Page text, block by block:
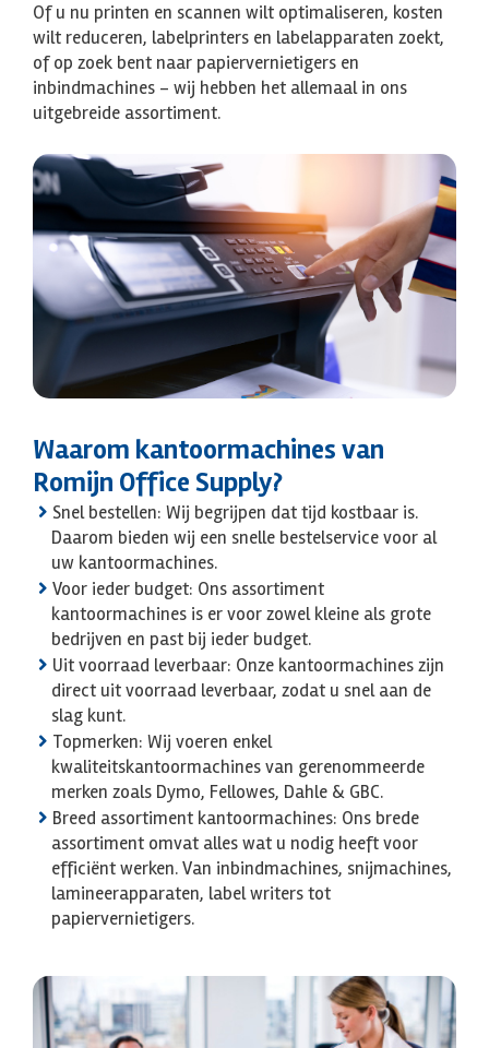
Of u nu printen en scannen wilt optimaliseren, kosten
wilt reduceren, labelprinters en labelapparaten zoekt,
of op zoek bent naar papiervernietigers en
inbindmachines – wij hebben het allemaal in ons
uitgebreide assortiment.
Waarom kantoormachines van
Romijn Office Supply?
Snel bestellen: Wij begrijpen dat tijd kostbaar is.
Daarom bieden wij een snelle bestelservice voor al
uw kantoormachines.
Voor ieder budget: Ons assortiment
kantoormachines is er voor zowel kleine als grote
bedrijven en past bij ieder budget.
Uit voorraad leverbaar: Onze kantoormachines zijn
direct uit voorraad leverbaar, zodat u snel aan de
slag kunt.
Topmerken: Wij voeren enkel
kwaliteitskantoormachines van gerenommeerde
merken zoals Dymo, Fellowes, Dahle & GBC.
Breed assortiment kantoormachines: Ons brede
assortiment omvat alles wat u nodig heeft voor
efficiënt werken. Van inbindmachines, snijmachines,
lamineerapparaten, label writers tot
papiervernietigers.